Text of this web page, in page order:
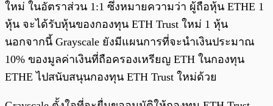
ใหม่ ในอัตราส่วน 1:1 ซึ่งหมายความว่า ผู้ถือหุ้น ETHE 1
หุ้น จะได้รับหุ้นของกองทุน ETH Trust ใหม่ 1 หุ้น
นอกจากนี้ Grayscale ยังมีแผนการที่จะนำเงินประมาณ
10% ของมูลค่าเงินที่ถือครองเหรียญ ETH ในกองทุน
ETHE ไปสนับสนุนกองทุน ETH Trust ใหม่ด้วย